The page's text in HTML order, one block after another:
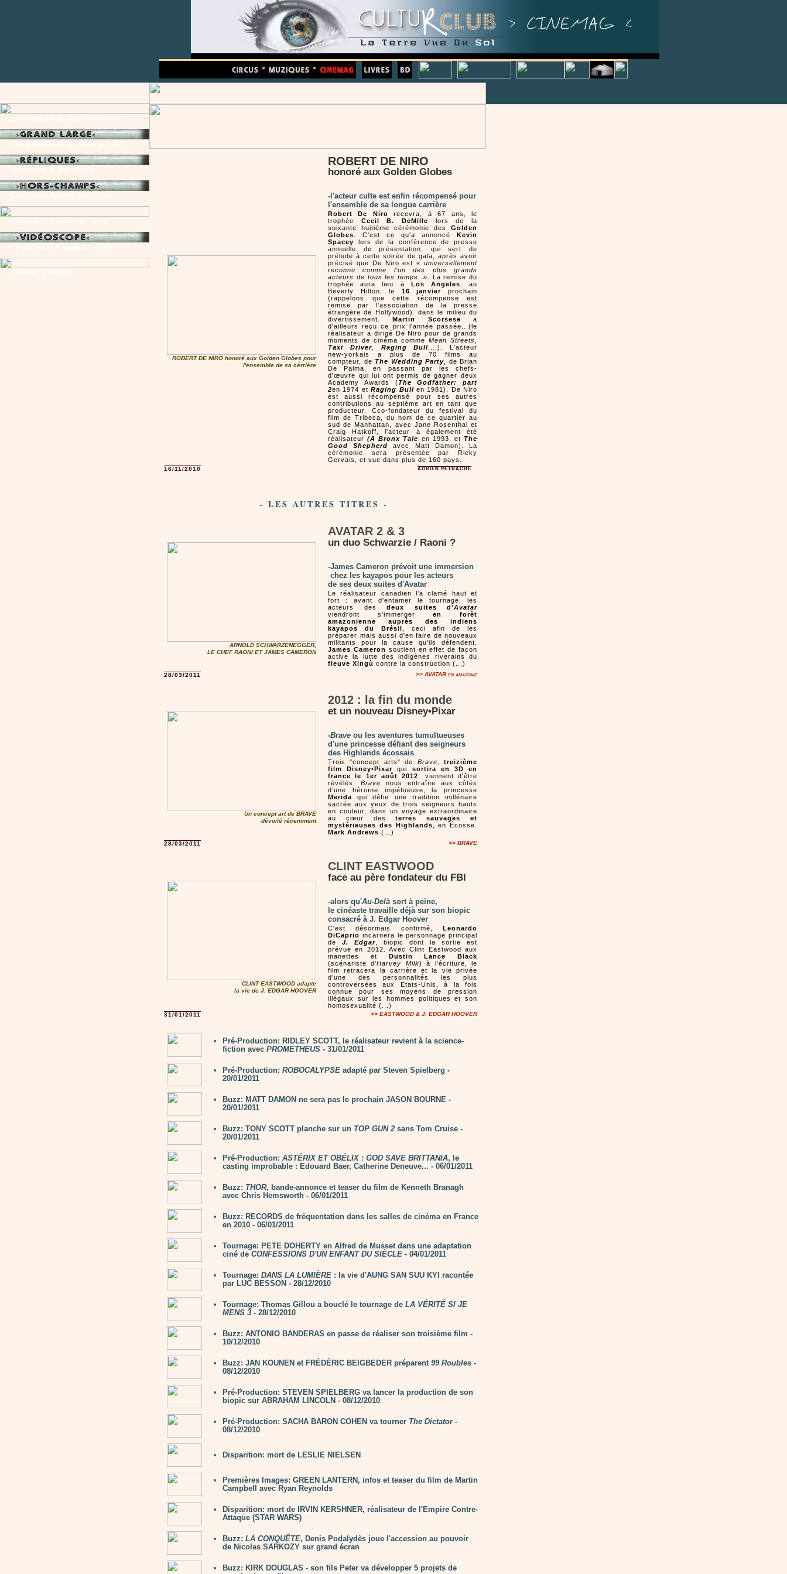
ROBERT DE NIRO honoré aux Golden Globes pour
l'ensemble de sa cérrière
ROBERT DE NIRO
honoré aux Golden Globes
-l'acteur culte est enfin récompensé pour
l'ensemble de sa longue carrière
Robert De Niro recevra, à 67 ans, le
trophée Cecil B. DeMille lors de la
soixante huitième cérémonie des Golden
Globes . C'est ce qu'a annoncé Kevin
Spacey lors de la conférence de presse
annuelle de présentation, qui sert de
prélude à cette soirée de gala, après avoir
précisé que De Niro est« universellement
reconnu comme l'un des plus grands
acteurs de tous les temps. » . La remise du
trophée aura lieu à Los Angeles , au
Beverly Hilton, le
16 janvier prochain
(rappelons que cette récompense est
remise par l'association de la presse
étrangère de Hollywood). dans le milieu du
divertissement.Martin Scorsese a
d'ailleurs reçu ce prix l'année passée...(le
réalisateur a dirigé De Niro pour de grands
moments de cinéma comme Mean Streets
Taxi Driver, Raging Bull ,...). L'acteur
new-yorkais a plus de 70 films au
compteur, de The Wedding Party , de Brian
De Palma, en passant par les chefs-
d'œuvre qui lui ont permis de gagner deux
Academy Awards (The Godfather: part
2en 1974 etRaging Bull en 1981). De Niro
est aussi récompensé pour ses autres
contributions au septième art en tant que
producteur. Cco-fondateur du festival du
film de Tribeca, du nom de ce quartier au
sud de Manhattan, avec Jane Rosenthal et
Craig Hatkoff, l'acteur a également été
réalisateur(A Bronx Tale en 1993, et The
Good Shepherd
avec Matt Damon). La
cérémonie sera présentée par Ricky
Gervais, et vue dans plus de 160 pays.
16/11/2010 ADRIEN PETRACHE
- LES AUTRES TITRES -
ARNOLD SCHWARZENEGGER,
LE CHEF RAONI ET JAMES CAMERON
AVATAR 2 & 3
un duo Schwarzie / Raoni ?
-James Cameron prévoit une immersion
chez les kayapos pour les acteurs
de ses deux suites d'Avatar
Le réalisateur canadien l'a clamé haut et
fort : avant d'entamer le tournage, les
acteurs des deux suites d'Avatar
viendront s'immergeren forêt
amazonienne auprès des indiens
kayapos du Brésil , ceci afin de les
préparer mais aussi d'en faire de nouveaux
militants pour la cause qu'ils défendent.
James Cameron soutient en effet de façon
active la lutte des indigènes riverains du
fleuve Xingù contre la construction (...)
28/03/2011 >> AVATAR en amazonie
Un concept art de BRAVE
dévoilé récemment
2012 : la fin du monde
et un nouveau Disney•Pixar
-Brave ou les aventures tumultueuses
d'une princesse défiant des seigneurs
des Highlands écossais
Trois "concept arts" de Brave ,treizième
film Disney•Pixar qui sortira en 3D en
france le 1er août 2012
, viennent d'être
révélés. Brave nous entraîne aux côtés
d’une héroïne impétueuse, la princesse
Merida qui défie une tradition millénaire
sacrée aux yeux de trois seigneurs hauts
en couleur, dans un voyage extraordinaire
au cœur desterres sauvages et
mystérieuses des Highlands , en Écosse.
Mark Andrews (...)
28/03/2011 >> BRAVE
CLINT EASTWOOD adapte
la vie de J. EDGAR HOOVER
CLINT EASTWOOD
face au père fondateur du FBI
-alors qu'Au-Delà sort à peine,
le cinéaste travaille déjà sur son biopic
consacré à J. Edgar Hoover
C'est désormais confirmé, Leonardo
DiCaprio incarnera le personnage principal
de J. Edgar , biopic dont la sortie est
prévue en 2012. Avec Clint Eastwood aux
manettes et Dustin Lance Black
(scénariste d'Harvey Milk) à l'écriture, le
film retracera la carrière et la vie privée
d’une des personnalités les plus
controversées aux Etats-Unis, à la fois
connue pour ses moyens de pression
illégaux sur les hommes politiques et son
homosexualité (...)
31/01/2011 >> EASTWOOD & J. EDGAR HOOVER
Pré-Production: RIDLEY SCOTT, le réalisateur revient à la science-
fiction avec PROMETHEUS - 31/01/2011
Pré-Production: ROBOCALYPSE adapté par Steven Spielberg -
20/01/2011
Buzz: MATT DAMON ne sera pas le prochain JASON BOURNE -
20/01/2011
Buzz: TONY SCOTT planche sur un TOP GUN 2 sans Tom Cruise -
20/01/2011
Pré-Production: ASTÉRIX ET OBÉLIX : GOD SAVE BRITTANIA, le
casting improbable : Edouard Baer, Catherine Deneuve... - 06/01/2011
Buzz: THOR, bande-annonce et teaser du film de Kenneth Branagh
avec Chris Hemsworth - 06/01/2011
Buzz: RECORDS de fréquentation dans les salles de cinéma en France
en 2010 - 06/01/2011
Tournage: PETE DOHERTY en Alfred de Musset dans une adaptation
ciné de CONFESSIONS D'UN ENFANT DU SIÈCLE - 04/01/2011
Tournage: DANS LA LUMIÈRE : la vie d'AUNG SAN SUU KYI racontée
par LUC BESSON - 28/12/2010
Tournage: Thomas Gillou a bouclé le tournage de LA VÉRITÉ SI JE
MENS 3 - 28/12/2010
Buzz: ANTONIO BANDERAS en passe de réaliser son troisième film -
10/12/2010
Buzz: JAN KOUNEN et FRÉDÉRIC BEIGBEDER préparent 99 Roubles -
08/12/2010
Pré-Production: STEVEN SPIELBERG va lancer la production de son
biopic sur ABRAHAM LINCOLN - 08/12/2010
Pré-Production: SACHA BARON COHEN va tourner The Dictator-
08/12/2010
Disparition: mort de LESLIE NIELSEN
Premières Images: GREEN LANTERN, infos et teaser du film de Martin
Campbell avec Ryan Reynolds
Disparition: mort de IRVIN KERSHNER, réalisateur de l'Empire Contre-
Attaque (STAR WARS)
Buzz: LA CONQUÊTE, Denis Podalydès joue l'accession au pouvoir
de Nicolas SARKOZY sur grand écran
Buzz: KIRK DOUGLAS - son fils Peter va développer 5 projets de